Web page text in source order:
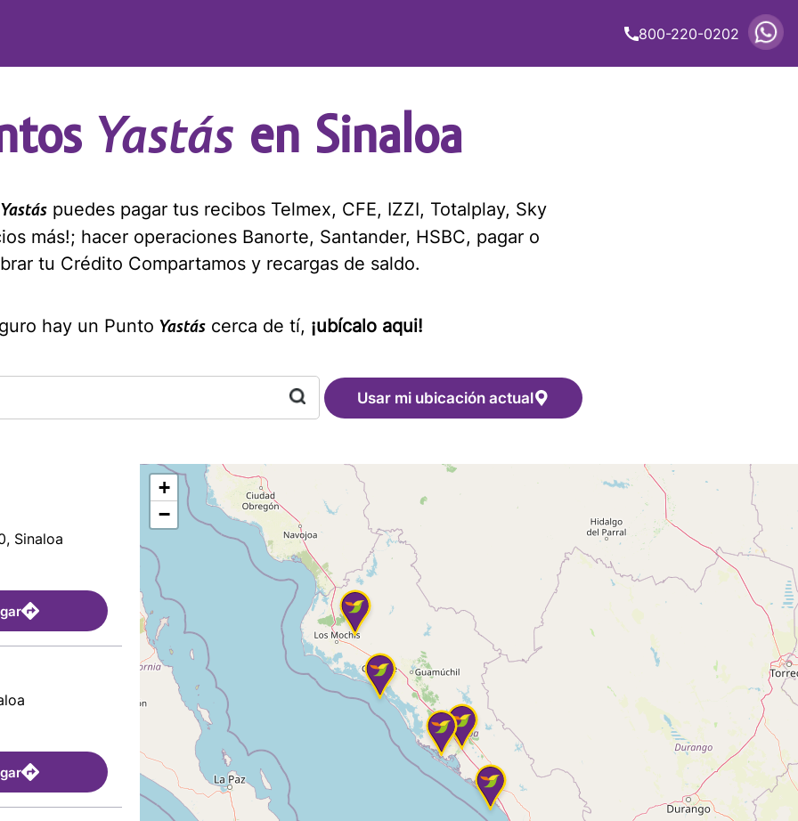
800-220-0202
Yastás en Sinaloa
Yastáspuedes pagar tus recibos Telmex, CFE, IZZI, Totalplay, Sky
más!; hacer operaciones Banorte, Santander, HSBC, pagar o
tu Crédito Compartamos y recargas de saldo.
hay un Punto Yastás cerca de tí, ¡ubícalo aqui!
Usar mi ubicación actual
Sinaloa
+
−